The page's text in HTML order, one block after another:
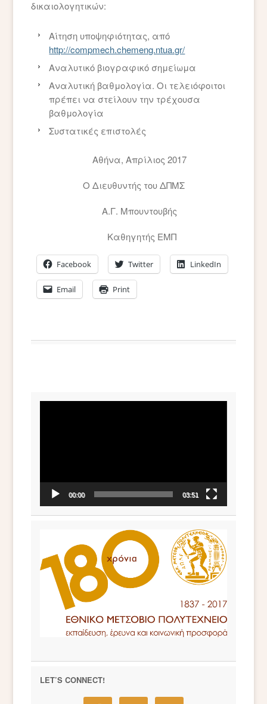
δικαιολογητικών:
Αίτηση υποψηφιότητας, από
http://compmech.chemeng.ntua.gr/
Αναλυτικό βιογραφικό σημείωμα
Αναλυτική βαθμολογία. Οι τελειόφοιτοι
πρέπει να στείλουν την τρέχουσα
βαθμολογία
Συστατικές επιστολές
Αθήνα, Απρίλιος 2017
Ο Διευθυντής του ΔΠΜΣ
Α.Γ. Μπουντουβής
Καθηγητής ΕΜΠ
Facebook Twitter LinkedIn
Email Print
00:00 03:51
LET’S CONNECT!